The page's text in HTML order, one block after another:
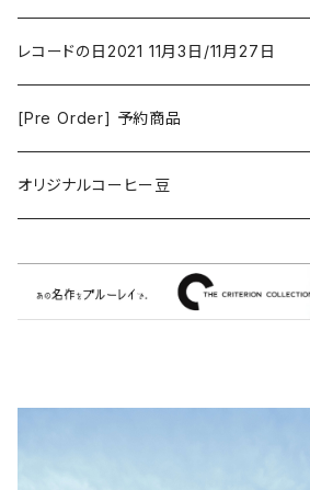
アニメーション
ゲーム
ミュージカル/音楽/ドキュメンタリー/コンピ
MARVEL・DC
Grouper
Bill Callahan
細野晴臣
洋服
レコードの日2021 11月3日/11月27日
[Pre Order] 予約商品
オリジナルコーヒー豆